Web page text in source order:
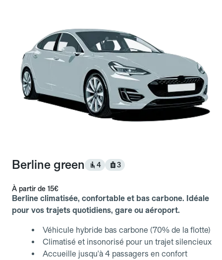
Berline green 4 3
À partir de 15€
Berline climatisée, confortable et bas carbone. Idéale
pour vos trajets quotidiens, gare ou aéroport.
Véhicule hybride bas carbone (70% de la flotte)
Climatisé et insonorisé pour un trajet silencieux
Accueille jusqu'à 4 passagers en confort